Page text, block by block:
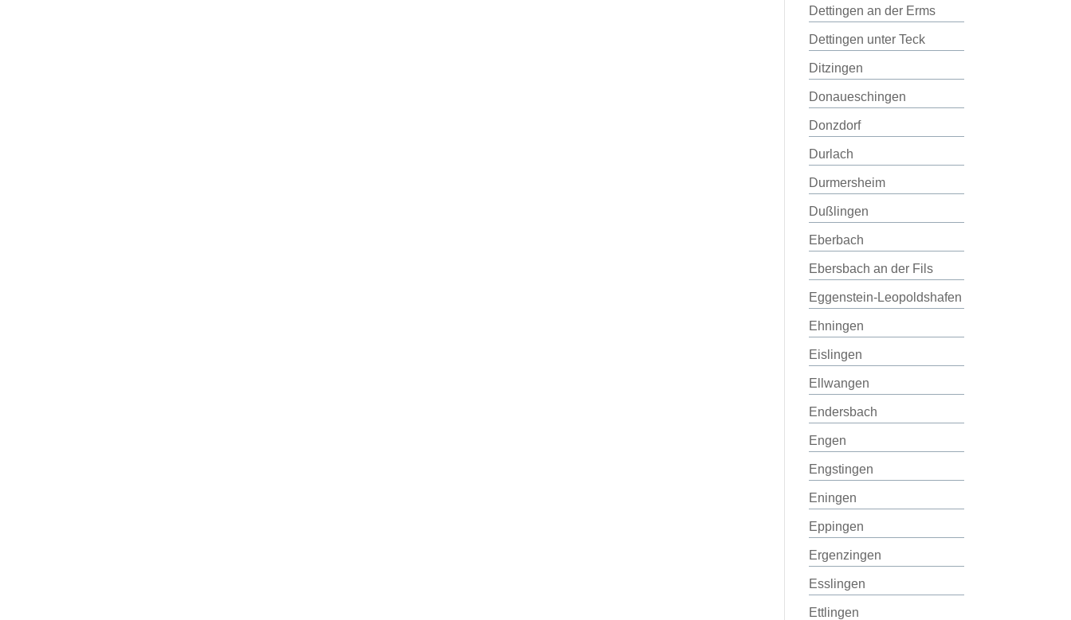
Dettingen an der Erms
Dettingen unter Teck
Ditzingen
Donaueschingen
Donzdorf
Durlach
Durmersheim
Dußlingen
Eberbach
Ebersbach an der Fils
Eggenstein-Leopoldshafen
Ehningen
Eislingen
Ellwangen
Endersbach
Engen
Engstingen
Eningen
Eppingen
Ergenzingen
Esslingen
Ettlingen